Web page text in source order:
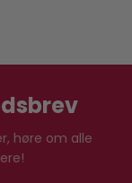
høre om alle